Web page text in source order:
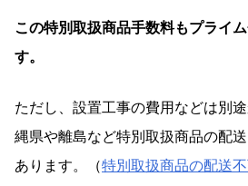
この特別取扱商品手数料もプライ
す。
ただし、設置工事の費用などは別
縄県や離島など特別取扱商品の配
あります。（特別取扱商品の配送